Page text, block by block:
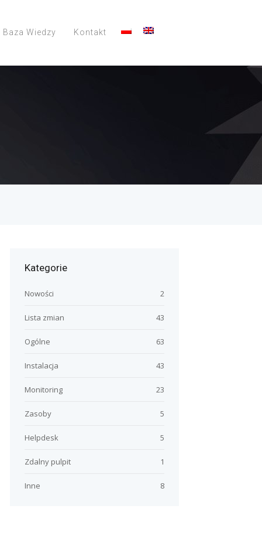
Baza Wiedzy Kontakt
Kategorie
2
Nowości
43
Lista zmian
63
Ogólne
43
Instalacja
23
Monitoring
5
Zasoby
5
Helpdesk
1
Zdalny pulpit
8
Inne